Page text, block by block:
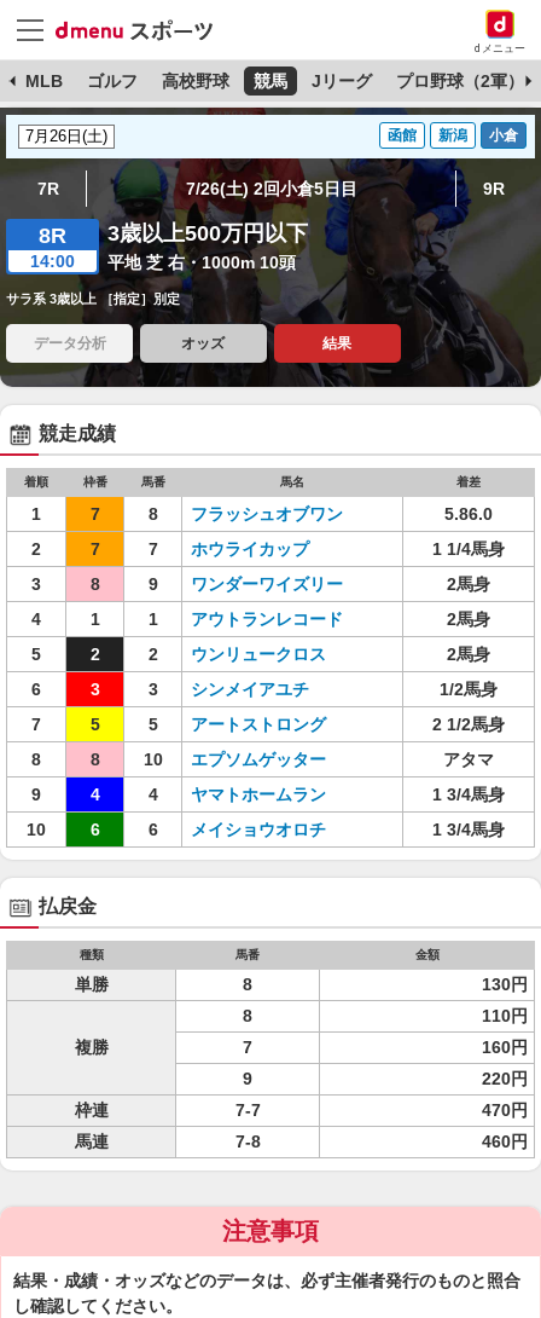
dメニュー
MLB ゴルフ 高校野球 競馬 Jリーグ プロ野球（2軍）
函館 新潟 小倉
7R 7/26(土) 2回小倉5日目 9R
8R
14:00
3歳以上500万円以下
平地 芝 右・1000m 10頭
サラ系 3歳以上 ［指定］別定
データ分析 オッズ 結果
競走成績
着順 枠番 馬番 馬名 着差
1 7 8 フラッシュオブワン
5.86.0
2
7 7 ホウライカップ
1 1/4馬身
3
8 9 ワンダーワイズリー
2馬身
4
1 1 アウトランレコード
2馬身
5
2 2 ウンリュークロス
2馬身
6
3 3 シンメイアユチ
1/2馬身
7
5 5 アートストロング
2 1/2馬身
8
8 10 エプソムゲッター
アタマ
9
4 4 ヤマトホームラン
1 3/4馬身
10
6 6 メイショウオロチ 1 3/4馬身
払戻金
種類 馬番 金額
単勝 8 130円
複勝
8
110円
7
160円
9
220円
枠連
7-7
470円
馬連
7-8 460円
注意事項
結果・成績・オッズなどのデータは、必ず主催者発行のものと照合
し確認してください。